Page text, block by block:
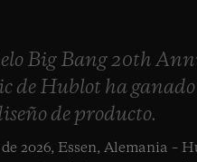
Big Bang 20th
de Hublot ha
de producto.
2026, Essen, Alemania –